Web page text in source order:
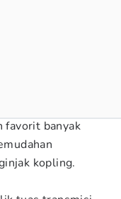
favorit banyak
kopling.